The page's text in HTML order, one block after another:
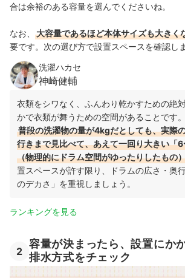
合は余裕のある容量を選んでくださいね。
なお、 大容量であるほど本体サイズも大きく
要です。次の選び方で設置スペースを確認し
洗濯ハカセ
神崎健輔
衣類をシワなく、ふんわり乾かすための絶
かで衣類が舞うための空間があることです
普段の洗濯物の量が4kgだとしても、実際
行きまで見比べて、あえて一回り大きい「
（物理的にドラム空間がゆったりしたもの
置スペースが許す限り、ドラムの広さ・奥
のデカさ」を重視しましょう。
ランキングを見る
2
容量が決まったら、設置にか
排水方式をチェック